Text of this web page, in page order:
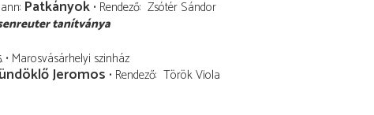
Patkányok Rendező Zsótér Sándor
tanítványa
Marosvásárhelyi szinház
Jeromos Rendező Török Viola